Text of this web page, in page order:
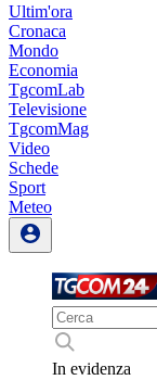
Ultim'ora
Cronaca
Mondo
Economia
TgcomLab
Televisione
TgcomMag
Video
Schede
Sport
Meteo
In evidenza